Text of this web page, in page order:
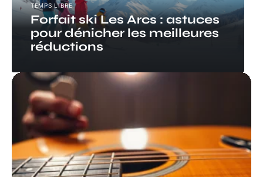
TEMPS LIBRE
Forfait ski Les Arcs : astuces
pour dénicher les meilleures
réductions